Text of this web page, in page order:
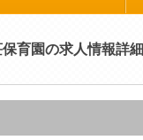
育園の求人情報詳細